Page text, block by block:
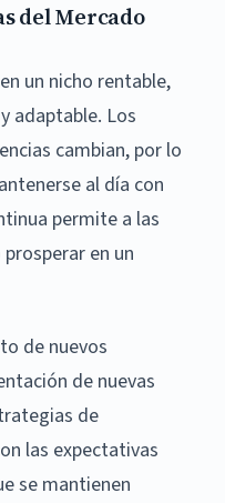
del Mercado
un nicho rentable,
adaptable. Los
cambian, por lo
al día con
permite a las
en un
de nuevos
de nuevas
de
las expectativas
se mantienen